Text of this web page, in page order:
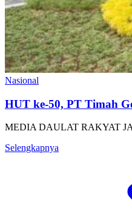
Nasional
HUT ke-50, PT Timah
MEDIA DAULAT RAKYAT
Selengkapnya